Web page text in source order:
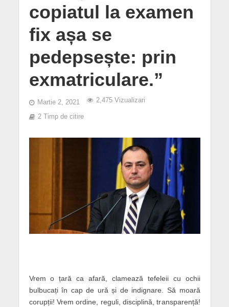
copiatul la examen
fix așa se
pedepsește: prin
exmatriculare.”
Martie 2, 2021 2,475 Vizualizari
2 Timp de citire
Vrem o țară ca afară, clamează tefeleii cu ochii
bulbucați în cap de ură și de indignare. Să moară
corupții! Vrem ordine, reguli, disciplină, transparență!